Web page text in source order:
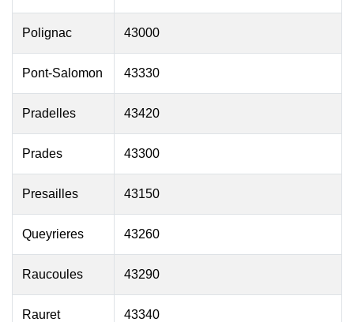
Polignac 43000
Pont-Salomon 43330
Pradelles 43420
Prades 43300
Presailles 43150
Queyrieres 43260
Raucoules 43290
Rauret 43340